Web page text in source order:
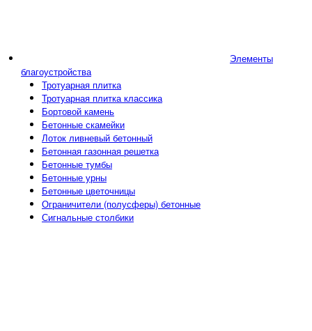
Элементы
благоустройства
Тротуарная плитка
Тротуарная плитка классика
Бортовой камень
Бетонные скамейки
Лоток ливневый бетонный
Бетонная газонная решетка
Бетонные тумбы
Бетонные урны
Бетонные цветочницы
Ограничители (полусферы) бетонные
Сигнальные столбики